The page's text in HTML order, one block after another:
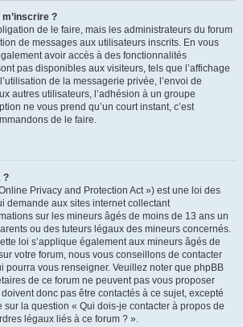
?
de le faire, mais les administrateurs du forum
de messages aux utilisateurs inscrits. En vous
avoir accès à des fonctionnalités
pas disponibles aux visiteurs, tels que l’affichage
de la messagerie privée, l’envoi de
autres utilisateurs, l’adhésion à un groupe
ne vous prend qu’un court instant, c’est
de le faire.
?
Privacy and Protection Act ») est une loi des
demande aux sites internet collectant
sur les mineurs âgés de moins de 13 ans un
ou des tuteurs légaux des mineurs concernés.
loi s’applique également aux mineurs âgés de
votre forum, nous vous conseillons de contacter
pourra vous renseigner. Veuillez noter que phpBB
de ce forum ne peuvent pas vous proposer
donc pas être contactés à ce sujet, excepté
sur la question « Qui dois-je contacter à propos de
légaux liés à ce forum ? ».